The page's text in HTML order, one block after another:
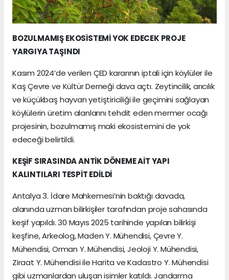
BOZULMAMIŞ EKOSİSTEMİ YOK EDECEK PROJE
YARGIYA TAŞINDI
Kasım 2024’de verilen ÇED kararının iptali için köylüler ile
Kaş Çevre ve Kültür Derneği dava açtı. Zeytincilik, arıcılık
ve küçükbaş hayvan yetiştiriciliği ile geçimini sağlayan
köylülerin üretim alanlarını tehdit eden mermer ocağı
projesinin, bozulmamış maki ekosistemini de yok
edeceği belirtildi.
KEŞİF SIRASINDA ANTİK DÖNEME AİT YAPI
KALINTILARI TESPİT EDİLDİ
Antalya 3. İdare Mahkemesi’nin baktığı davada,
alanında uzman bilirkişiler tarafından proje sahasında
keşif yapıldı. 30 Mayıs 2025 tarihinde yapılan bilirkişi
keşfine, Arkeolog, Maden Y. Mühendisi, Çevre Y.
Mühendisi, Orman Y. Mühendisi, Jeoloji Y. Mühendisi,
Ziraat Y. Mühendisi ile Harita ve Kadastro Y. Mühendisi
gibi uzmanlardan uluşan isimler katıldı. Jandarma